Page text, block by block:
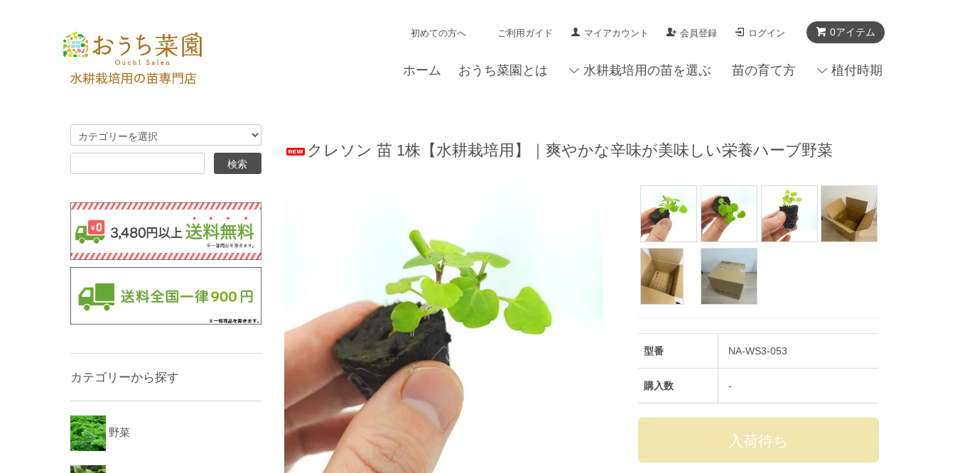
0アイテム
初めての方へ ご利用ガイド マイアカウント 会員登録 ログイン
ホーム おうち菜園とは 水耕栽培用の苗を選ぶ 苗の育て方 植付時期
クレソン 苗 1株【水耕栽培用】｜爽やかな辛味が美味しい栄養ハーブ野菜
型番 NA-WS3-053
購入数 -
カテゴリーから探す
野菜